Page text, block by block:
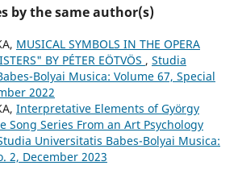
by the same author(s)
MUSICAL SYMBOLS IN THE OPERA
BY PÉTER EÖTVÖS , Studia
Bolyai Musica: Volume 67, Special
2022
Interpretative Elements of György
Song Series From an Art Psychology
Universitatis Babes-Bolyai Musica:
2, December 2023